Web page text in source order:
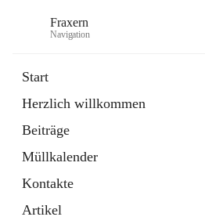
Fraxern
Navigation
Start
Herzlich willkommen
Beiträge
Müllkalender
Kontakte
Artikel
Ordner
in
Tab
Formulare
Artikel
öffnet
in
neuem
Tab